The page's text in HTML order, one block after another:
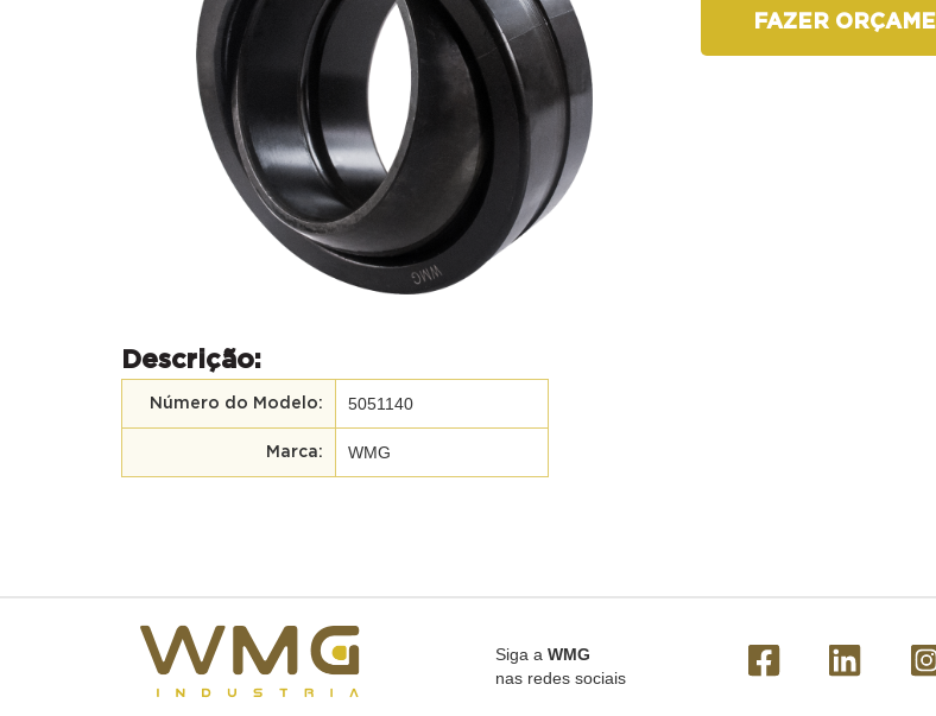
FAZER
Descrição:
Número do Modelo: 5051140
Marca: WMG
Siga a WMG
nas redes sociais